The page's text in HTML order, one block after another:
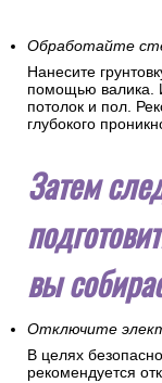
Обработайте
Нанесите
помощью валика.
потолок и пол.
глубокого
Затем
вы
Отключите
В целях
рекомендуется